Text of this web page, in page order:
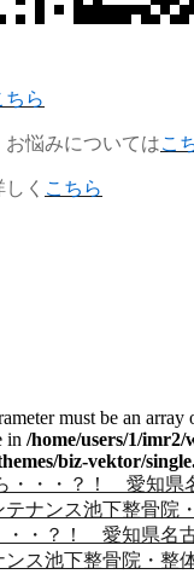
ちら
悩みについてはこ
く こちら
must be an array
in /home/users/1/imr2/
biz-vektor/
・・・？！ 愛知県
ナンス池下整骨院
・・？！ 愛知県名
ス池下整骨院・整